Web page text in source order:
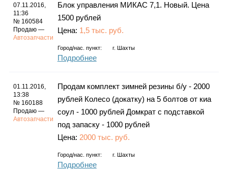
Гороскоп
Карты
07.11.2016,
11:36
№ 160584
Продаю —
Автозапчасти
Блок управления МИКАС 7,1. Новый. Цена
1500 рублей
Цена: 1,5 тыс. руб.
Город/нас. пункт: г. Шахты
Подробнее
01.11.2016,
13:38
№ 160188
Продаю —
Автозапчасти
Продам комплект зимней резины б/у - 2000
рублей Колесо (докатку) на 5 болтов от киа
соул - 1000 рублей Домкрат с подставкой
под запаску - 1000 рублей
Цена: 2000 тыс. руб.
Город/нас. пункт: г. Шахты
Подробнее